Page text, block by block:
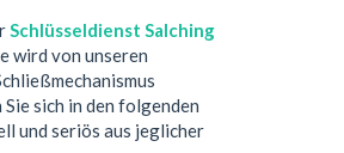
Schlüsseldienst Salching
wird von unseren
sich in den folgenden
und seriös aus jeglicher